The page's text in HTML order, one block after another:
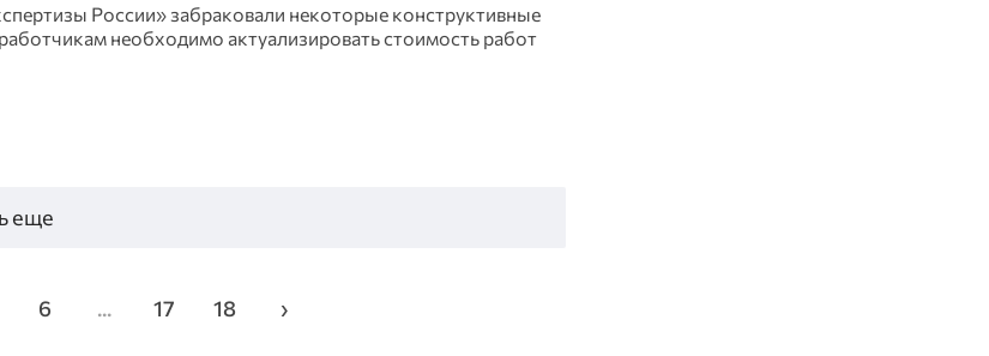
России» забраковали некоторые конструктивные
необходимо актуализировать стоимость работ
еще
6 ... 17 18 ›